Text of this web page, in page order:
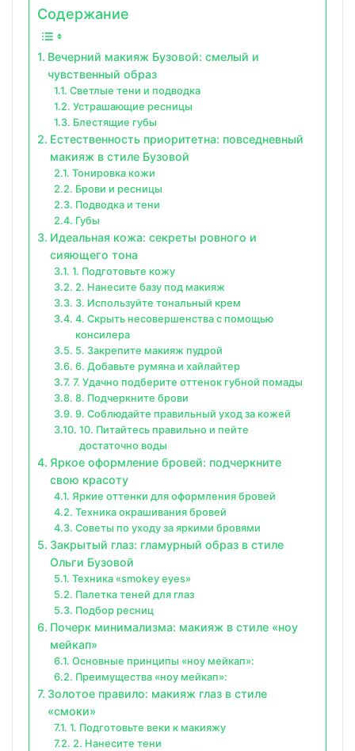
Содержание
Вечерний макияж Бузовой: смелый и
чувственный образ
Светлые тени и подводка
Устрашающие ресницы
Блестящие губы
Естественность приоритетна: повседневный
макияж в стиле Бузовой
Тонировка кожи
Брови и ресницы
Подводка и тени
Губы
Идеальная кожа: секреты ровного и
сияющего тона
1. Подготовьте кожу
2. Нанесите базу под макияж
3. Используйте тональный крем
4. Скрыть несовершенства с помощью
консилера
5. Закрепите макияж пудрой
6. Добавьте румяна и хайлайтер
7. Удачно подберите оттенок губной помады
8. Подчеркните брови
9. Соблюдайте правильный уход за кожей
10. Питайтесь правильно и пейте
достаточно воды
Яркое оформление бровей: подчеркните
свою красоту
Яркие оттенки для оформления бровей
Техника окрашивания бровей
Советы по уходу за яркими бровями
Закрытый глаз: гламурный образ в стиле
Ольги Бузовой
Техника «smokey eyes»
Палетка теней для глаз
Подбор ресниц
Почерк минимализма: макияж в стиле «ноу
мейкап»
Основные принципы «ноу мейкап»:
Преимущества «ноу мейкап»:
Золотое правило: макияж глаз в стиле
«смоки»
1. Подготовьте веки к макияжу
2. Нанесите тени